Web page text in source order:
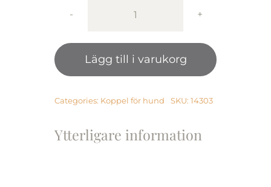
Active
Leather
Collar,
Brown
Lägg till i varukorg
Categories: Koppel för hund SKU: 14303
Ytterligare information